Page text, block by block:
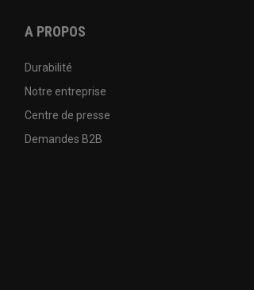
A PROPOS
Durabilité
Notre entreprise
Centre de presse
Demandes B2B